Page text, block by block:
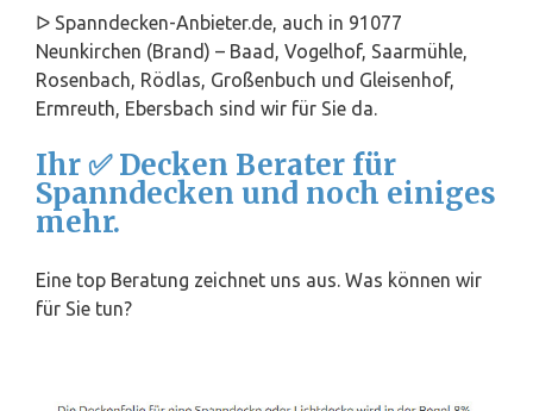
ᐅ Spanndecken-Anbieter.de, auch in 91077
Neunkirchen (Brand) – Baad, Vogelhof, Saarmühle,
Rosenbach, Rödlas, Großenbuch und Gleisenhof,
Ermreuth, Ebersbach sind wir für Sie da.
Ihr ✅ Decken Berater für
Spanndecken und noch einiges
mehr.
Eine top Beratung zeichnet uns aus. Was können wir
für Sie tun?